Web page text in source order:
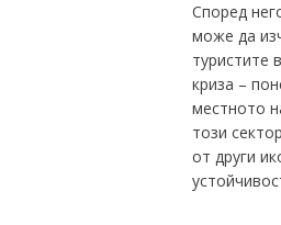
Според
може да
туристите
криза –
местното
този
от други